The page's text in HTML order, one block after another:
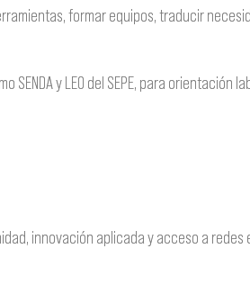
formar equipos, traducir
SENDA y LEO del SEPE, para orientación
innovación aplicada y acceso a